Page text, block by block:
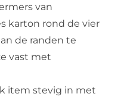
van
karton rond de vier
de randen te
vast met
item stevig in met